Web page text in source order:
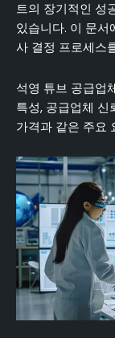
트의 장기적인 성
있습니다. 이 문서
사 결정 프로세스
석영 튜브 공급업
특성, 공급업체 신
가격과 같은 주요